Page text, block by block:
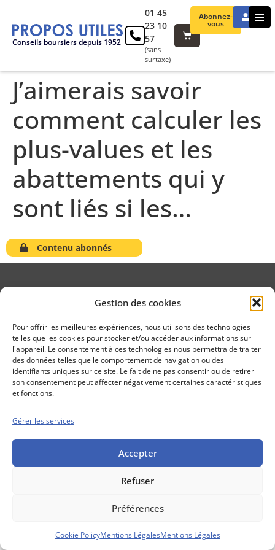
Gestion des cookies
Pour offrir les meilleures expériences, nous utilisons des technologies
telles que les cookies pour stocker et/ou accéder aux informations sur
l'appareil. Le consentement à ces technologies nous permettra de traiter
des données telles que le comportement de navigation ou des
identifiants uniques sur ce site. Le fait de ne pas consentir ou de retirer
son consentement peut affecter négativement certaines caractéristiques
et fonctions.
Gérer les services
Accepter
Refuser
Préférences
Cookie PolicyMentions LégalesMentions Légales
Conseils boursiers depuis 1952
Abonnez-
vous
01 45
23 10
57
(sans
surtaxe)
J’aimerais savoir
comment calculer les
plus-values et les
abattements qui y
sont liés si les…
Contenu abonnés
Conseils boursiers depuis 1952
Propos Utiles est
une publication
des Editions
Marigny
Mentions Légales
Politique cookie